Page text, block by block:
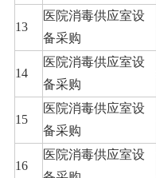
13
医院消毒供应室设
备采购
14
医院消毒供应室设
备采购
15
医院消毒供应室设
备采购
16
医院消毒供应室设